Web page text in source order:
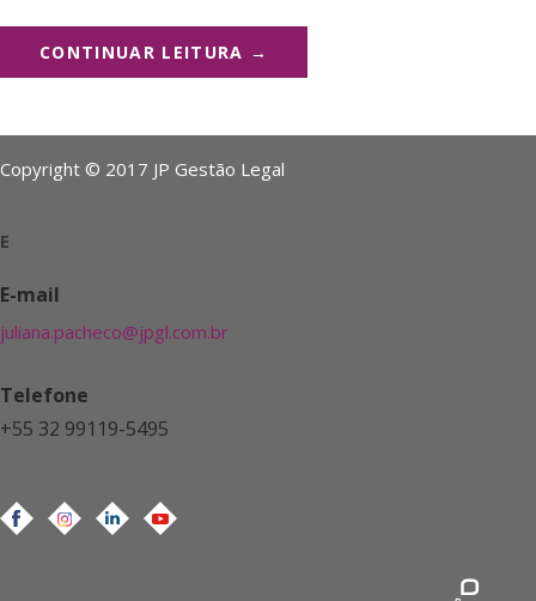
CONTINUAR LEITURA →
Copyright © 2017 JP Gestão Legal
E
E-mail
juliana.pacheco@jpgl.com.br
Telefone
+55 32 99119-5495